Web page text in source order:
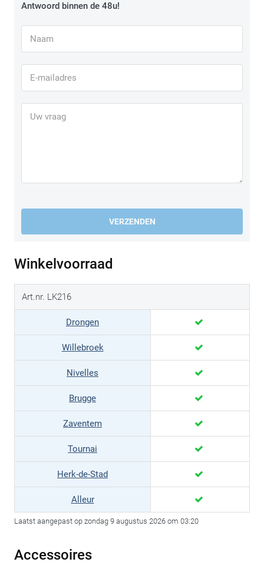
Antwoord binnen de 48u!
VERZENDEN
Winkelvoorraad
Art.nr. LK216
Drongen
Willebroek
Nivelles
Brugge
Zaventem
Tournai
Herk-de-Stad
Alleur
Laatst aangepast op zondag 9 augustus 2026 om 03:20
Accessoires